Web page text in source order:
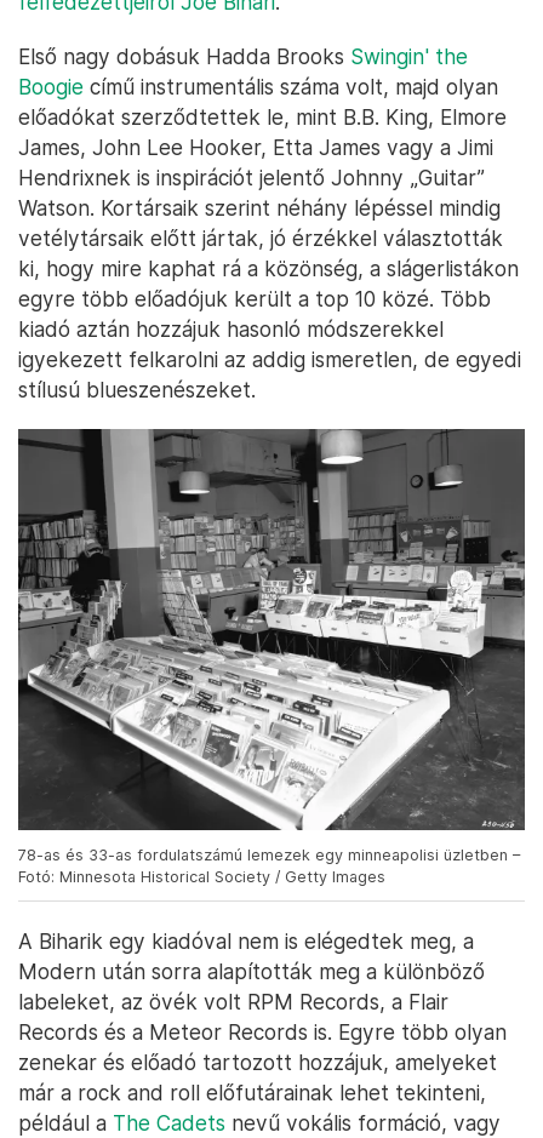
Első nagy dobásuk Hadda Brooks Swingin' the
Boogie című instrumentális száma volt, majd olyan
előadókat szerződtettek le, mint B.B. King, Elmore
James, John Lee Hooker, Etta James vagy a Jimi
Hendrixnek is inspirációt jelentő Johnny „Guitar”
Watson. Kortársaik szerint néhány lépéssel mindig
vetélytársaik előtt jártak, jó érzékkel választották
ki, hogy mire kaphat rá a közönség, a slágerlistákon
egyre több előadójuk került a top 10 közé. Több
kiadó aztán hozzájuk hasonló módszerekkel
igyekezett felkarolni az addig ismeretlen, de egyedi
stílusú blueszenészeket.
78-as és 33-as fordulatszámú lemezek egy minneapolisi üzletben –
Fotó: Minnesota Historical Society / Getty Images
A Biharik egy kiadóval nem is elégedtek meg, a
Modern után sorra alapították meg a különböző
labeleket, az övék volt RPM Records, a Flair
Records és a Meteor Records is. Egyre több olyan
zenekar és előadó tartozott hozzájuk, amelyeket
már a rock and roll előfutárainak lehet tekinteni,
például a The Cadets nevű vokális formáció, vagy